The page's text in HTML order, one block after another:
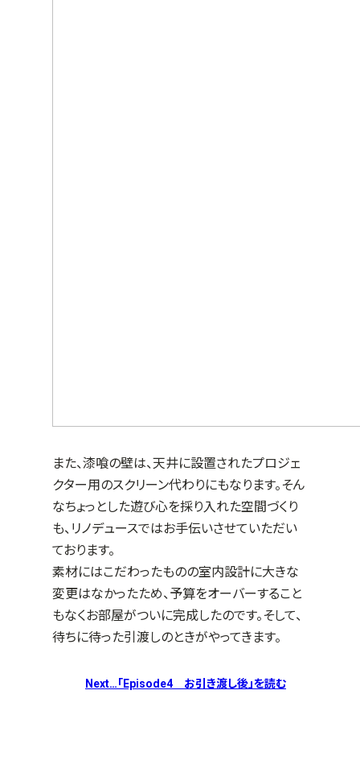
また、漆喰の壁は、天井に設置されたプロジェ
クター用のスクリーン代わりにもなります。そん
なちょっとした遊び心を採り入れた空間づくり
も、リノデュースではお手伝いさせていただい
ております。
素材にはこだわったものの室内設計に大きな
変更はなかったため、予算をオーバーすること
もなくお部屋がついに完成したのです。そして、
待ちに待った引渡しのときがやってきます。
Next…「Episode4お引き渡し後」を読む